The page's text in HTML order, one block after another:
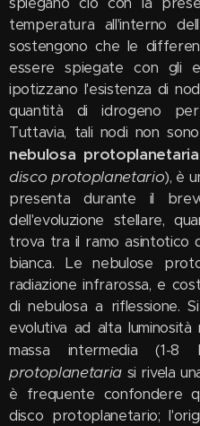
temperatura all'interno
sostengono che le
essere spiegate con gli
ipotizzano l'esistenza di
quantità di idrogeno
Tuttavia, tali nodi non
nebulosa protoplanetaria
disco protoplanetario), è
presenta durante il
dell'evoluzione stellare,
trova tra il ramo asintotico
bianca. Le nebulose
radiazione infrarossa, e
di nebulosa a riflessione.
evolutiva ad alta
massa intermedia (1-
protoplanetaria si rivela
è frequente confondere
disco protoplanetario;